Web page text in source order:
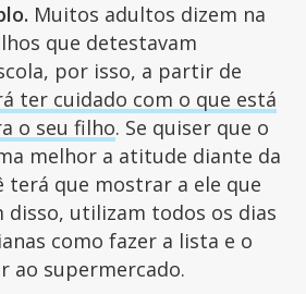
Muitos adultos dizem na
que detestavam
por isso, a partir de
ter cuidado com o que está
o seu filho. Se quiser que o
melhor a atitude diante da
terá que mostrar a ele que
disso, utilizam todos os dias
como fazer a lista e o
ao supermercado.